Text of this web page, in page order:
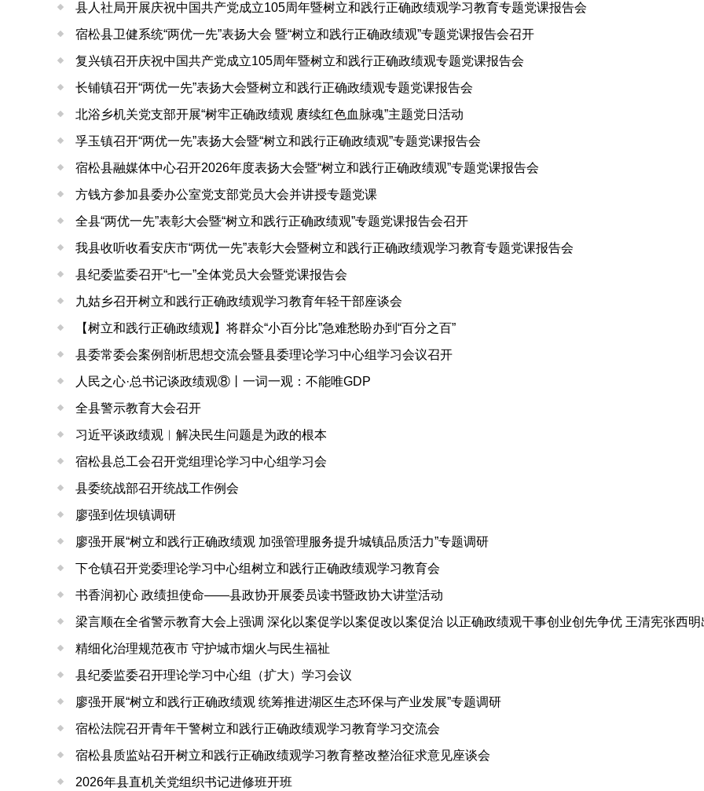
县人社局开展庆祝中国共产党成立105周年暨树立和践行正确政绩观学习教育专题党课报告会
宿松县卫健系统“两优一先”表扬大会 暨“树立和践行正确政绩观”专题党课报告会召开
复兴镇召开庆祝中国共产党成立105周年暨树立和践行正确政绩观专题党课报告会
长铺镇召开“两优一先”表扬大会暨树立和践行正确政绩观专题党课报告会
北浴乡机关党支部开展“树牢正确政绩观 赓续红色血脉魂”主题党日活动
孚玉镇召开“两优一先”表扬大会暨“树立和践行正确政绩观”专题党课报告会
宿松县融媒体中心召开2026年度表扬大会暨“树立和践行正确政绩观”专题党课报告会
方钱方参加县委办公室党支部党员大会并讲授专题党课
全县“两优一先”表彰大会暨“树立和践行正确政绩观”专题党课报告会召开
我县收听收看安庆市“两优一先”表彰大会暨树立和践行正确政绩观学习教育专题党课报告会
县纪委监委召开“七一”全体党员大会暨党课报告会
九姑乡召开树立和践行正确政绩观学习教育年轻干部座谈会
【树立和践行正确政绩观】将群众“小百分比”急难愁盼办到“百分之百”
县委常委会案例剖析思想交流会暨县委理论学习中心组学习会议召开
人民之心·总书记谈政绩观⑧丨一词一观：不能唯GDP
全县警示教育大会召开
习近平谈政绩观︱解决民生问题是为政的根本
宿松县总工会召开党组理论学习中心组学习会
县委统战部召开统战工作例会
廖强到佐坝镇调研
廖强开展“树立和践行正确政绩观 加强管理服务提升城镇品质活力”专题调研
下仓镇召开党委理论学习中心组树立和践行正确政绩观学习教育会
书香润初心 政绩担使命——县政协开展委员读书暨政协大讲堂活动
梁言顺在全省警示教育大会上强调 深化以案促学以案促改以案促治 以正确政绩观干事创业创先争优 王清宪张西明
精细化治理规范夜市 守护城市烟火与民生福祉
县纪委监委召开理论学习中心组（扩大）学习会议
廖强开展“树立和践行正确政绩观 统筹推进湖区生态环保与产业发展”专题调研
宿松法院召开青年干警树立和践行正确政绩观学习教育学习交流会
宿松县质监站召开树立和践行正确政绩观学习教育整改整治征求意见座谈会
2026年县直机关党组织书记进修班开班